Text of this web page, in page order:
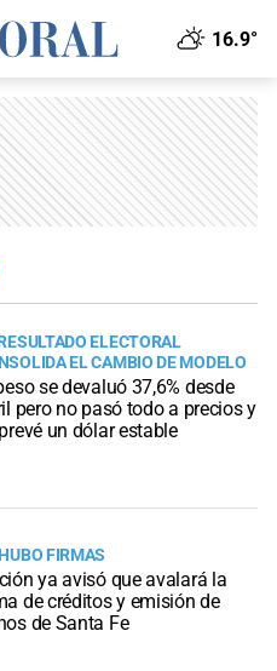
16.9°
ELECTORAL
EL CAMBIO DE MODELO
se devaluó 37,6% desde
pero no pasó todo a precios y
un dólar estable
FIRMAS
ya avisó que avalará la
de créditos y emisión de
de Santa Fe